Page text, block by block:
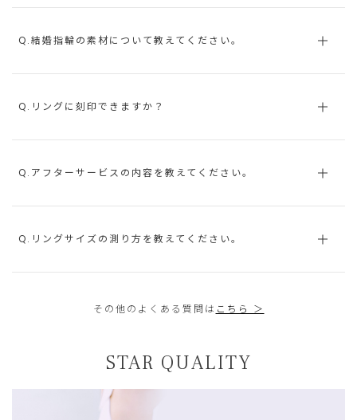
Q.結婚指輪の素材について教えてください。
Q.リングに刻印できますか？
Q.アフターサービスの内容を教えてください。
Q.リングサイズの測り方を教えてください。
その他のよくある質問は こちら ＞
STAR QUALITY